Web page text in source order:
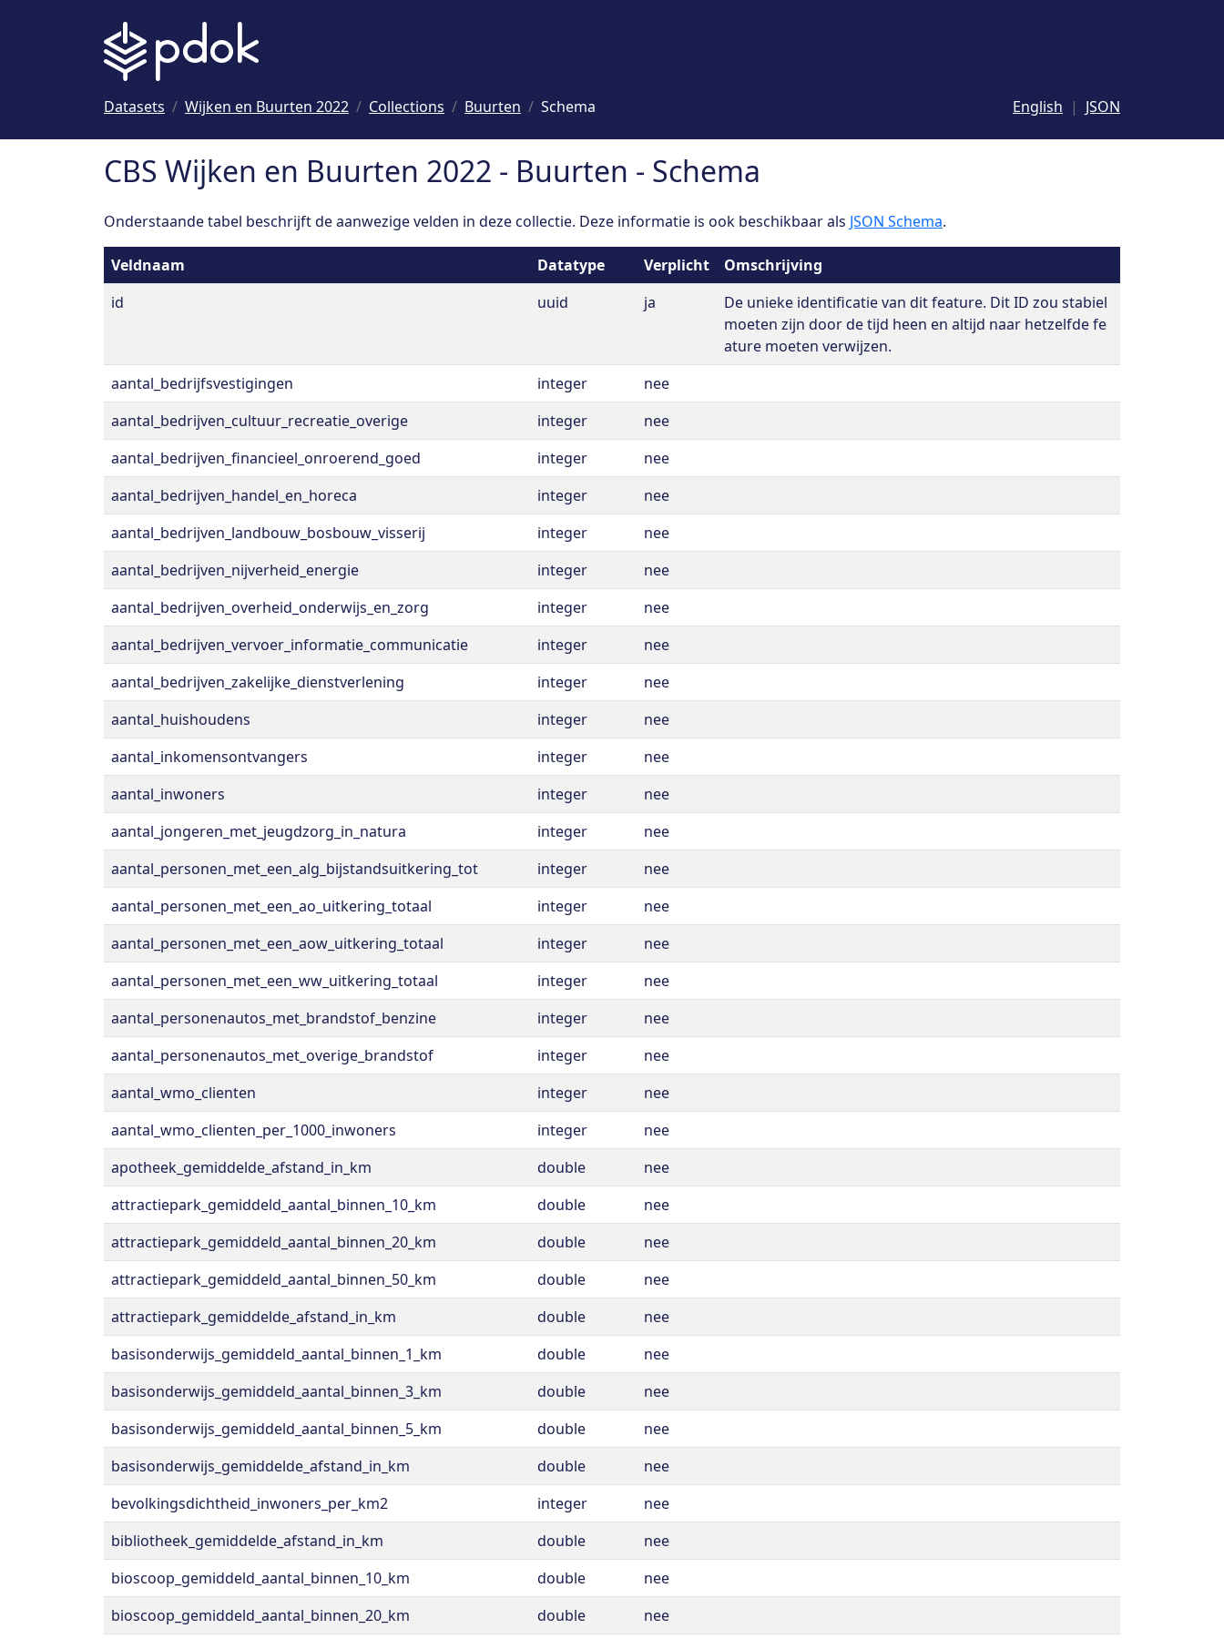
Datasets Wijken en Buurten 2022 Collections Buurten Schema English JSON
CBS Wijken en Buurten 2022 - Buurten - Schema
Onderstaande tabel beschrijft de aanwezige velden in deze collectie. Deze informatie is ook beschikbaar als JSON Schema.
Veldnaam Datatype Verplicht
Omschrijving
id
uuid ja
De unieke identificatie van dit feature. Dit ID zou stabiel
moeten zijn door de tijd heen en altijd naar hetzelfde fe
ature moeten verwijzen.
aantal_bedrijfsvestigingen
integer
nee
aantal_bedrijven_cultuur_recreatie_overige
integer
nee
aantal_bedrijven_financieel_onroerend_goed
integer
nee
aantal_bedrijven_handel_en_horeca
integer
nee
aantal_bedrijven_landbouw_bosbouw_visserij
integer
nee
aantal_bedrijven_nijverheid_energie
integer
nee
aantal_bedrijven_overheid_onderwijs_en_zorg
integer
nee
aantal_bedrijven_vervoer_informatie_communicatie
integer
nee
aantal_bedrijven_zakelijke_dienstverlening
integer
nee
aantal_huishoudens
integer
nee
aantal_inkomensontvangers
integer
nee
aantal_inwoners
integer
nee
aantal_jongeren_met_jeugdzorg_in_natura
integer
nee
aantal_personen_met_een_alg_bijstandsuitkering_tot
integer
nee
aantal_personen_met_een_ao_uitkering_totaal
integer
nee
aantal_personen_met_een_aow_uitkering_totaal
integer
nee
aantal_personen_met_een_ww_uitkering_totaal
integer
nee
aantal_personenautos_met_brandstof_benzine
integer
nee
aantal_personenautos_met_overige_brandstof
integer
nee
aantal_wmo_clienten
integer
nee
aantal_wmo_clienten_per_1000_inwoners
integer
nee
apotheek_gemiddelde_afstand_in_km
double
nee
attractiepark_gemiddeld_aantal_binnen_10_km
double
nee
attractiepark_gemiddeld_aantal_binnen_20_km
double
nee
attractiepark_gemiddeld_aantal_binnen_50_km
double
nee
attractiepark_gemiddelde_afstand_in_km
double
nee
basisonderwijs_gemiddeld_aantal_binnen_1_km
double
nee
basisonderwijs_gemiddeld_aantal_binnen_3_km
double
nee
basisonderwijs_gemiddeld_aantal_binnen_5_km
double
nee
basisonderwijs_gemiddelde_afstand_in_km
double
nee
bevolkingsdichtheid_inwoners_per_km2
integer
nee
bibliotheek_gemiddelde_afstand_in_km
double
nee
bioscoop_gemiddeld_aantal_binnen_10_km
double
nee
bioscoop_gemiddeld_aantal_binnen_20_km
double
nee